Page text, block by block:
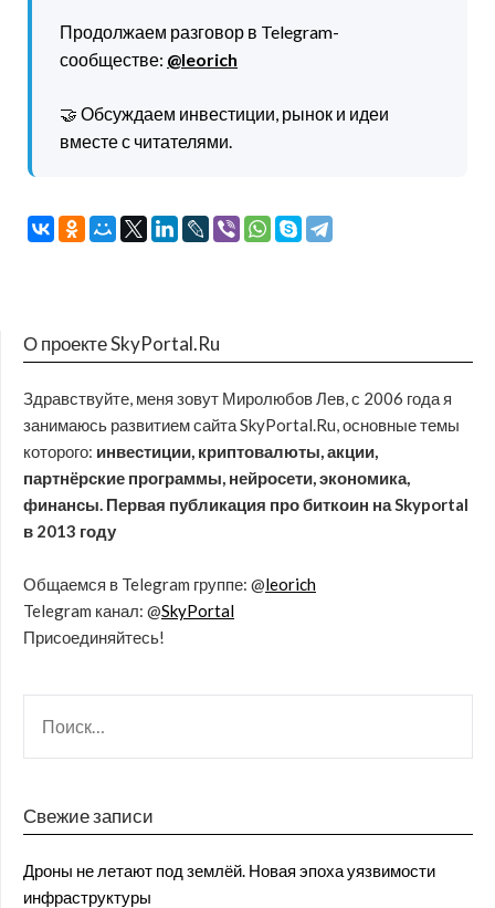
Продолжаем разговор в Telegram-
сообществе: @leorich
🤝 Обсуждаем инвестиции, рынок и идеи
вместе с читателями.
О проекте SkyPortal.Ru
Здравствуйте, меня зовут Миролюбов Лев, с 2006 года я
занимаюсь развитием сайта SkyPortal.Ru, основные темы
которого: инвестиции, криптовалюты, акции,
партнёрские программы, нейросети, экономика,
финансы. Первая публикация про биткоин на Skyportal
в 2013 году
Общаемся в Telegram группе: @leorich
Telegram канал: @SkyPortal
Присоединяйтесь!
Свежие записи
Дроны не летают под землёй. Новая эпоха уязвимости
инфраструктуры